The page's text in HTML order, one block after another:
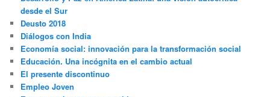
desde el Sur
Deusto 2018
Diálogos con India
Economía social: innovación para la transformación social
Educación. Una incógnita en el cambio actual
El presente discontinuo
Empleo Joven